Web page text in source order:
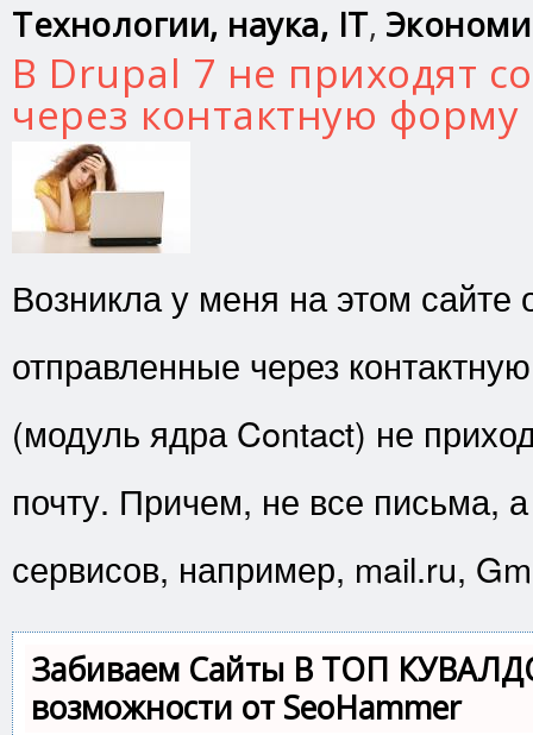
Технологии, наука, IT,
В Drupal 7 не приходят
через контактную форму
Возникла у меня на этом
отправленные через
(модуль ядра Contact) не
почту. Причем, не все письма,
сервисов, например, mail.ru,
Забиваем Сайты В ТОП
возможности от SeoHammer